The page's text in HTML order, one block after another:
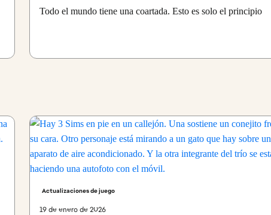
Todo el mundo tiene una coartada. Esto es solo el principio
Actualizaciones de juego
19 de enero de 2026